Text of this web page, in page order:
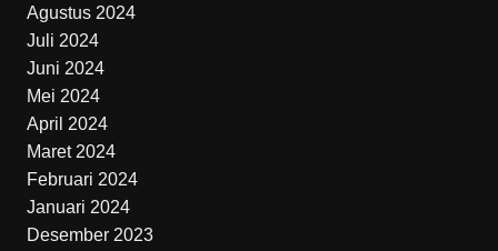
Agustus 2024
Juli 2024
Juni 2024
Mei 2024
April 2024
Maret 2024
Februari 2024
Januari 2024
Desember 2023